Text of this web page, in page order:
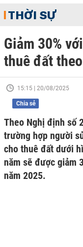
THỜI SỰ
Giảm 30%
thuê đất
15:15 | 20/08/2025
Chia sẻ
Theo Nghị định số
trường hợp người
cho thuê đất dưới
năm sẽ được giảm
năm 2025.